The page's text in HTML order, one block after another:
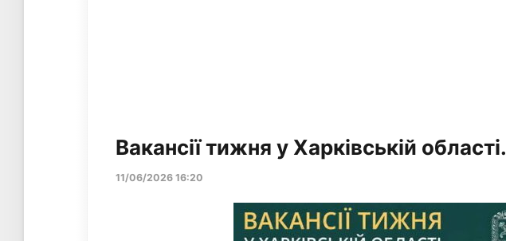
Вакансії тижня у Харківській області.
11/06/2026 16:20